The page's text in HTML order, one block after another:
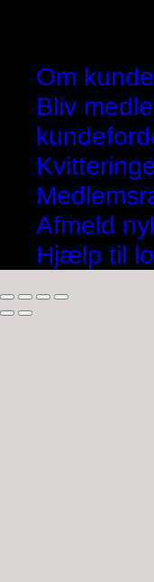
Om
Bliv
Afmeld
Hjælp til